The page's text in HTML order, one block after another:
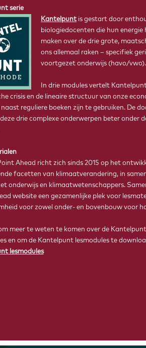
FEE SMULDERS
Freshwater and Marine Ecology,
BIOLOGIE
Alle levende organismen op aarde laten
Zo zijn ze belangrijk voor het klimaat.
serie
Kantelpunt is gestart door
biologiedocenten die hun
maken over de drie grote,
ons allemaal raken – specifiek
voortgezet onderwijs (havo/vwo).
In drie modules vertelt
crisis en de lineaire structuur van onze
reguliere boeken zijn te gebruiken. De
drie complexe onderwerpen beter onder
Ahead richt zich sinds 2015 op het
facetten van klimaatverandering, in
onderwijs en klimaatwetenschappers.
website een gezamenlijke plek voor
voor zowel onder- en bovenbouw voor
meer te weten te komen over de Kantelpunt
en om de Kantelpunt lesmodules te
lesmodules